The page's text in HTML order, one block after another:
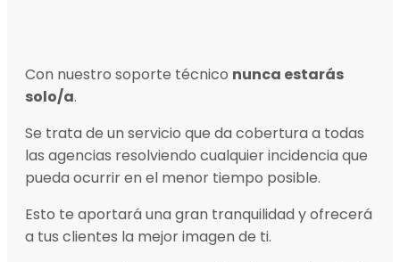
Con nuestro soporte técnico nunca estarás
solo/a.
Se trata de un servicio que da cobertura a todas
las agencias resolviendo cualquier incidencia que
pueda ocurrir en el menor tiempo posible.
Esto te aportará una gran tranquilidad y ofrecerá
a tus clientes la mejor imagen de ti.